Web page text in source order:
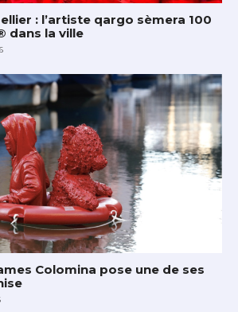
: l’artiste qargo sèmera 100
dans la ville
Colomina pose une de ses